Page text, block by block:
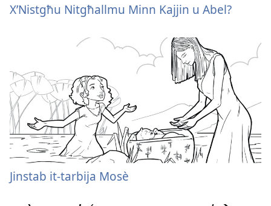
X’Nistgħu Nitgħallmu Minn Kajjin u Abel?
Jinstab it-tarbija Mosè